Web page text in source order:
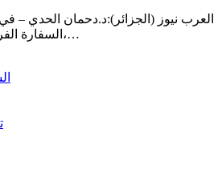
العرب نيوز (الجزائر):د.دحمان الحدي –
السفارة الفرنسية التي احتضنت اللقاء،…